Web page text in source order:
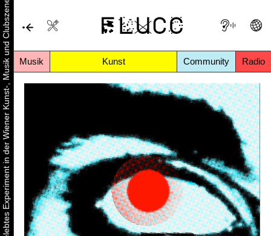
Musik Kunst Community Radio
Urbaner Aktivismus als gelebtes Experiment in der Wiener Kunst-, Musik und Clubszene